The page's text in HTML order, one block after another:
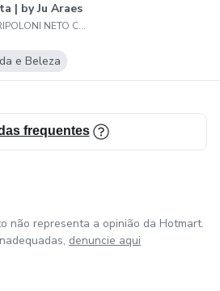
| by Ju Araes
A TRIPOLONI NETO COMUNICAÇÃO VISUAL
e Beleza
frequentes
não representa a opinião da Hotmart.
denuncie aqui